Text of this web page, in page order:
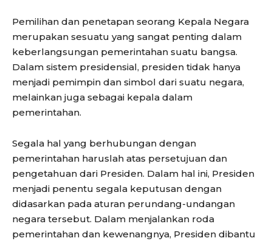
Pemilihan dan penetapan seorang Kepala Negara
merupakan sesuatu yang sangat penting dalam
keberlangsungan pemerintahan suatu bangsa.
Dalam sistem presidensial, presiden tidak hanya
menjadi pemimpin dan simbol dari suatu negara,
melainkan juga sebagai kepala dalam
pemerintahan.
Segala hal yang berhubungan dengan
pemerintahan haruslah atas persetujuan dan
pengetahuan dari Presiden. Dalam hal ini, Presiden
menjadi penentu segala keputusan dengan
didasarkan pada aturan perundang-undangan
negara tersebut. Dalam menjalankan roda
pemerintahan dan kewenangnya, Presiden dibantu